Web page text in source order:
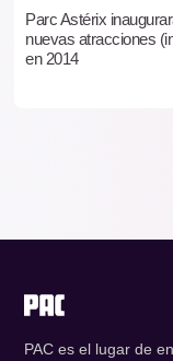
Parc Astérix
nuevas atracciones
en 2014
PAC es el lugar de